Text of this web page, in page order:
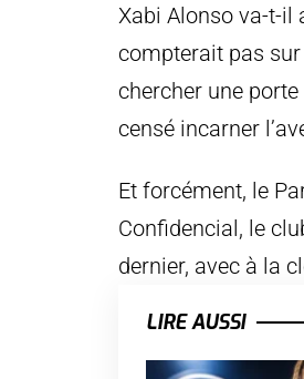
Xabi Alonso va-t-il
compterait pas
chercher une
censé incarner
Et forcément, le
Confidencial, le
dernier, avec à la
LIRE AUSSI